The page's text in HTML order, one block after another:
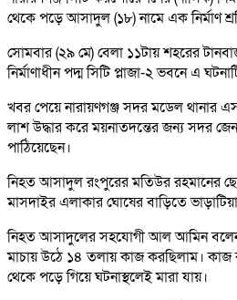
থেকে পড়ে আসাদুল (১৮) নামে এক নির্মাণ
সোমবার (২৯ মে) বেলা ১১টায় শহরের
নির্মাণাধীন পদ্ম সিটি প্লাজা-২ ভবনে এ
খবর পেয়ে নারায়ণগঞ্জ সদর মডেল থানার
লাশ উদ্ধার করে ময়নাতদন্তের জন্য সদর
পাঠিয়েছেন।
নিহত আসাদুল রংপুরের মতিউর রহমানের
মাসদাইর এলাকার ঘোষের বাড়িতে
নিহত আসাদুলের সহযোগী আল আমিন
মাচায় উঠে ১৪ তলায় কাজ করছিলাম। কাজ
থেকে পড়ে গিয়ে ঘটনাস্থলেই মারা যায়।